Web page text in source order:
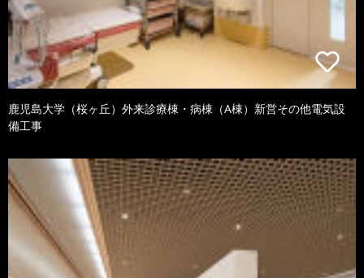
鹿児島大学（桜ヶ丘）外来診療棟・病棟（A棟）新営その他電気設
備工事